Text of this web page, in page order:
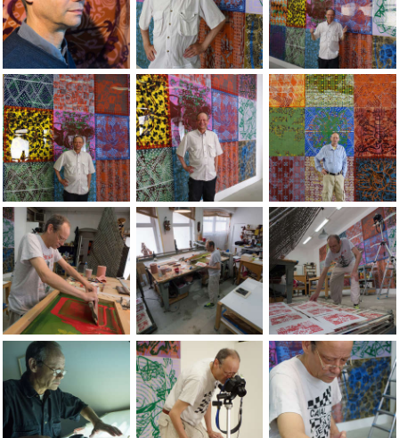
Portrait de Jean-Pierre Sergent ÃÂ l'exposition au Grand-
Jean-Pierre Sergent in front of his wall
Jean-Pierre
Jean-Pierre Sergent in front of his wall installation at the
Portraits of the artist Jean-Pierre
Jean-Pierre
Portraits of the artist Jean-Pierre Sergent taken by
Portraits of the artist Jean-Pierre
Portraits of the